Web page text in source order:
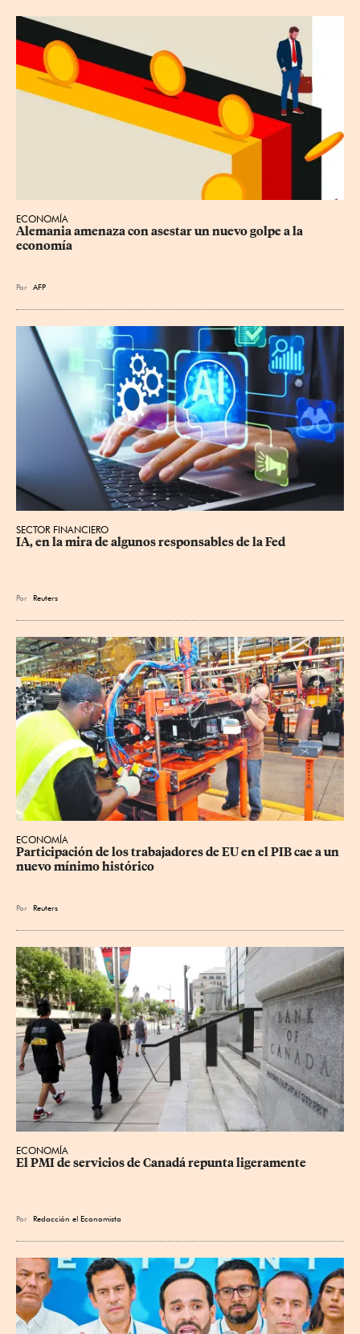
ECONOMÍA
Alemania amenaza con asestar un nuevo golpe a la
economía
Por AFP
SECTOR FINANCIERO
IA, en la mira de algunos responsables de la Fed
Por Reuters
ECONOMÍA
Participación de los trabajadores de EU en el PIB cae a un
nuevo mínimo histórico
Por Reuters
ECONOMÍA
El PMI de servicios de Canadá repunta ligeramente
Por Redacción el Economista